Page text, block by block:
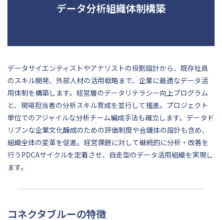
データ分析組織体制構築
データサイエンティストやアナリストの役割設計から、既存社員
のスキル開発、外部人材の活用戦略まで、企業に最適なデータ活
用体制を構築します。経営層のデータリテラシー向上プログラム
と、現場担当者の分析スキル育成を並行して推進。プロジェクト
単位でのアジャイルな分析チーム編成手法も確立します。データド
リブンな企業文化醸成のための評価制度や会議体の設計も含め、
組織全体の変革を促進。経営課題に対して継続的に分析・改善を
行うPDCAサイクルを定着させ、自走型のデータ活用組織を実現し
ます。
コネクタブルーの特徴